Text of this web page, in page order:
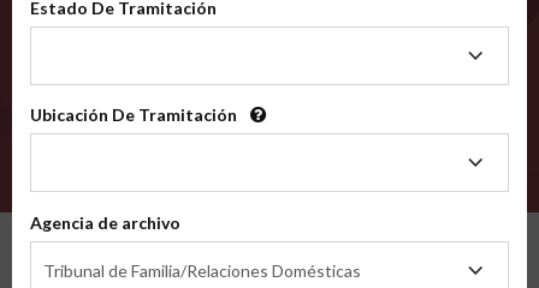
Estado De Tramitación
Tramitación
Ubicación De Tramitación
Tramitación
Agencia de archivo
Tribunal de Familia/Relaciones Domésticas
de